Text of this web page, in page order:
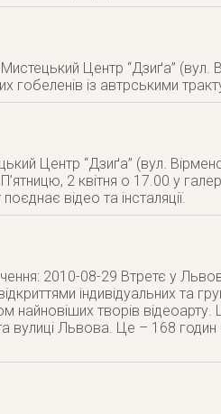
Центр “Дзиґа”
із автрськими
Центр “Дзиґа” (вул.
2 квітня о 17.00 у
відео та інсталяції.
2010-08-29 Втретє у
індивідуальних та
творів відеоарту.
вулиці Львова. Це – 168 годин